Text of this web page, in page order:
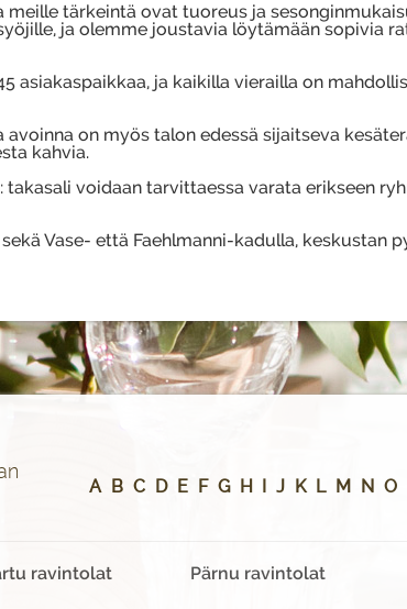
meille tärkeintä ovat tuoreus ja
ja olemme joustavia löytämään sopivia
asiakaspaikkaa, ja kaikilla vierailla on
on myös talon edessä sijaitseva
kahvia.
voidaan tarvittaessa varata erikseen
Vase- että Faehlmanni-kadulla, keskustan
A B C D E F G H J K L M N O
ravintolat Pärnu ravintolat